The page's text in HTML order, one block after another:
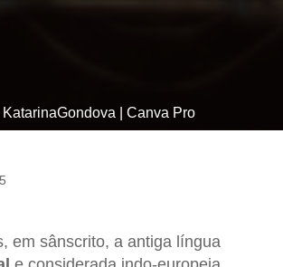
KatarinaGondova | Canva Pro
em sânscrito, a antiga língua